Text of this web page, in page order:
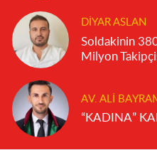
DIYAR ASLAN
Soldakinin
Milyon
AV. ALI
“KADINA”